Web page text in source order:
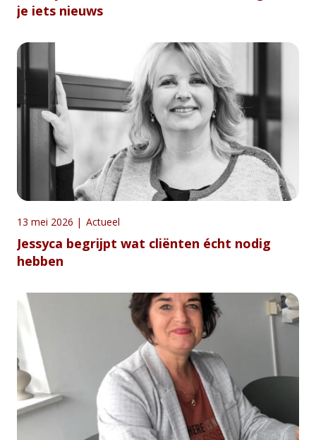
je iets nieuws
13 mei 2026 | Actueel
Jessyca begrijpt wat cliënten écht nodig
hebben